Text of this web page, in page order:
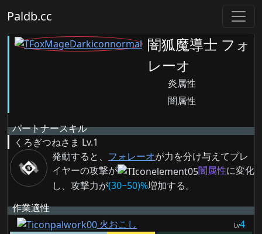
Paldb.cc
闇狐魔導士 フォ
レーオ
炎属性
闇属性
パートナースキル
くろぎつねさま Lv.1
発動すると、 フォレーオが力を分け与えてプレ
イヤーの攻撃が
闇属性に変化
し、攻撃力が(30~50)%増加する。
作業適性
火おこし
Lv4